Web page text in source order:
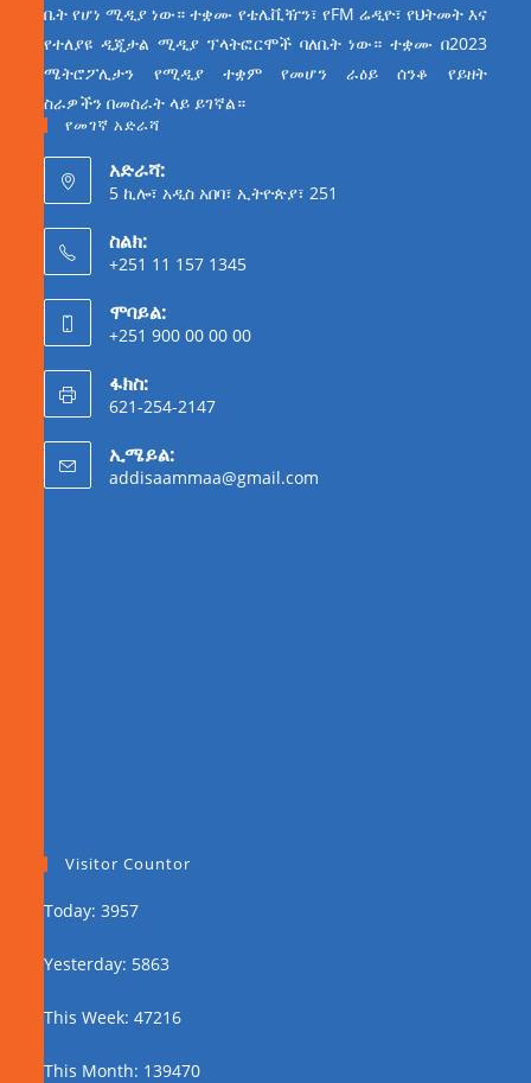
ቤት የሆነ ሚዲያ ነው። ተቋሙ የቴሌቪዥን፣ የFM ሬዲዮ፣ የህትመት እና
የተለያዩ ዲጂታል ሚዲያ ፕላትፎርሞች ባለቤት ነው። ተቋሙ በ2023
ሜትሮፖሊታን የሚዲያ ተቋም የመሆን ራዕይ ሰንቆ የይዘት
ስራዎችን በመስራት ላይ ይገኛል።
የመገኛ አድራሻ
አድራሻ:
5 ኪሎ፣ አዲስ አበባ፣ ኢትዮጵያ፣ 251
ስልክ:
+251 11 157 1345
ሞባይል:
+251 900 00 00 00
ፋክስ:
621-254-2147
ኢሜይል:
addisaammaa@gmail.com
Visitor Countor
Today: 3957
Yesterday: 5863
This Week: 47216
This Month: 139470